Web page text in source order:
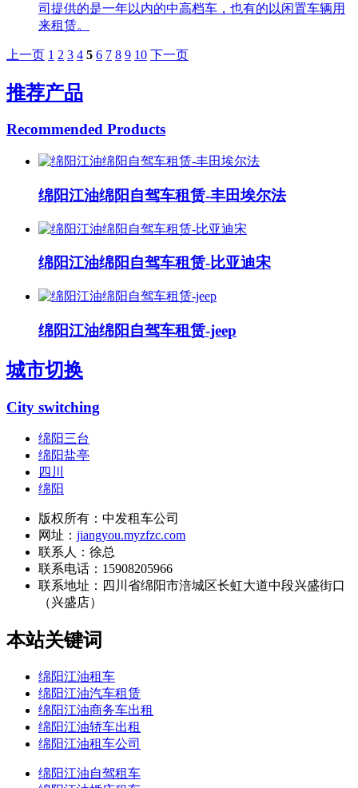
司提供的是一年以内的中高档车，也有的以闲置车辆用
来租赁。
上一页 1 2 3 4 5 6 7 8 9 10 下一页
推荐产品
Recommended Products
绵阳江油绵阳自驾车租赁-丰田埃尔法
绵阳江油绵阳自驾车租赁-比亚迪宋
绵阳江油绵阳自驾车租赁-jeep
城市切换
City switching
绵阳三台
绵阳盐亭
四川
绵阳
版权所有：中发租车公司
网址： jiangyou.myzfzc.com
联系人：徐总
联系电话：15908205966
联系地址： 四川省绵阳市涪城区长虹大道中段兴盛街口
（兴盛店）
本站关键词
绵阳江油租车
绵阳江油汽车租赁
绵阳江油商务车出租
绵阳江油轿车出租
绵阳江油租车公司
绵阳江油自驾租车